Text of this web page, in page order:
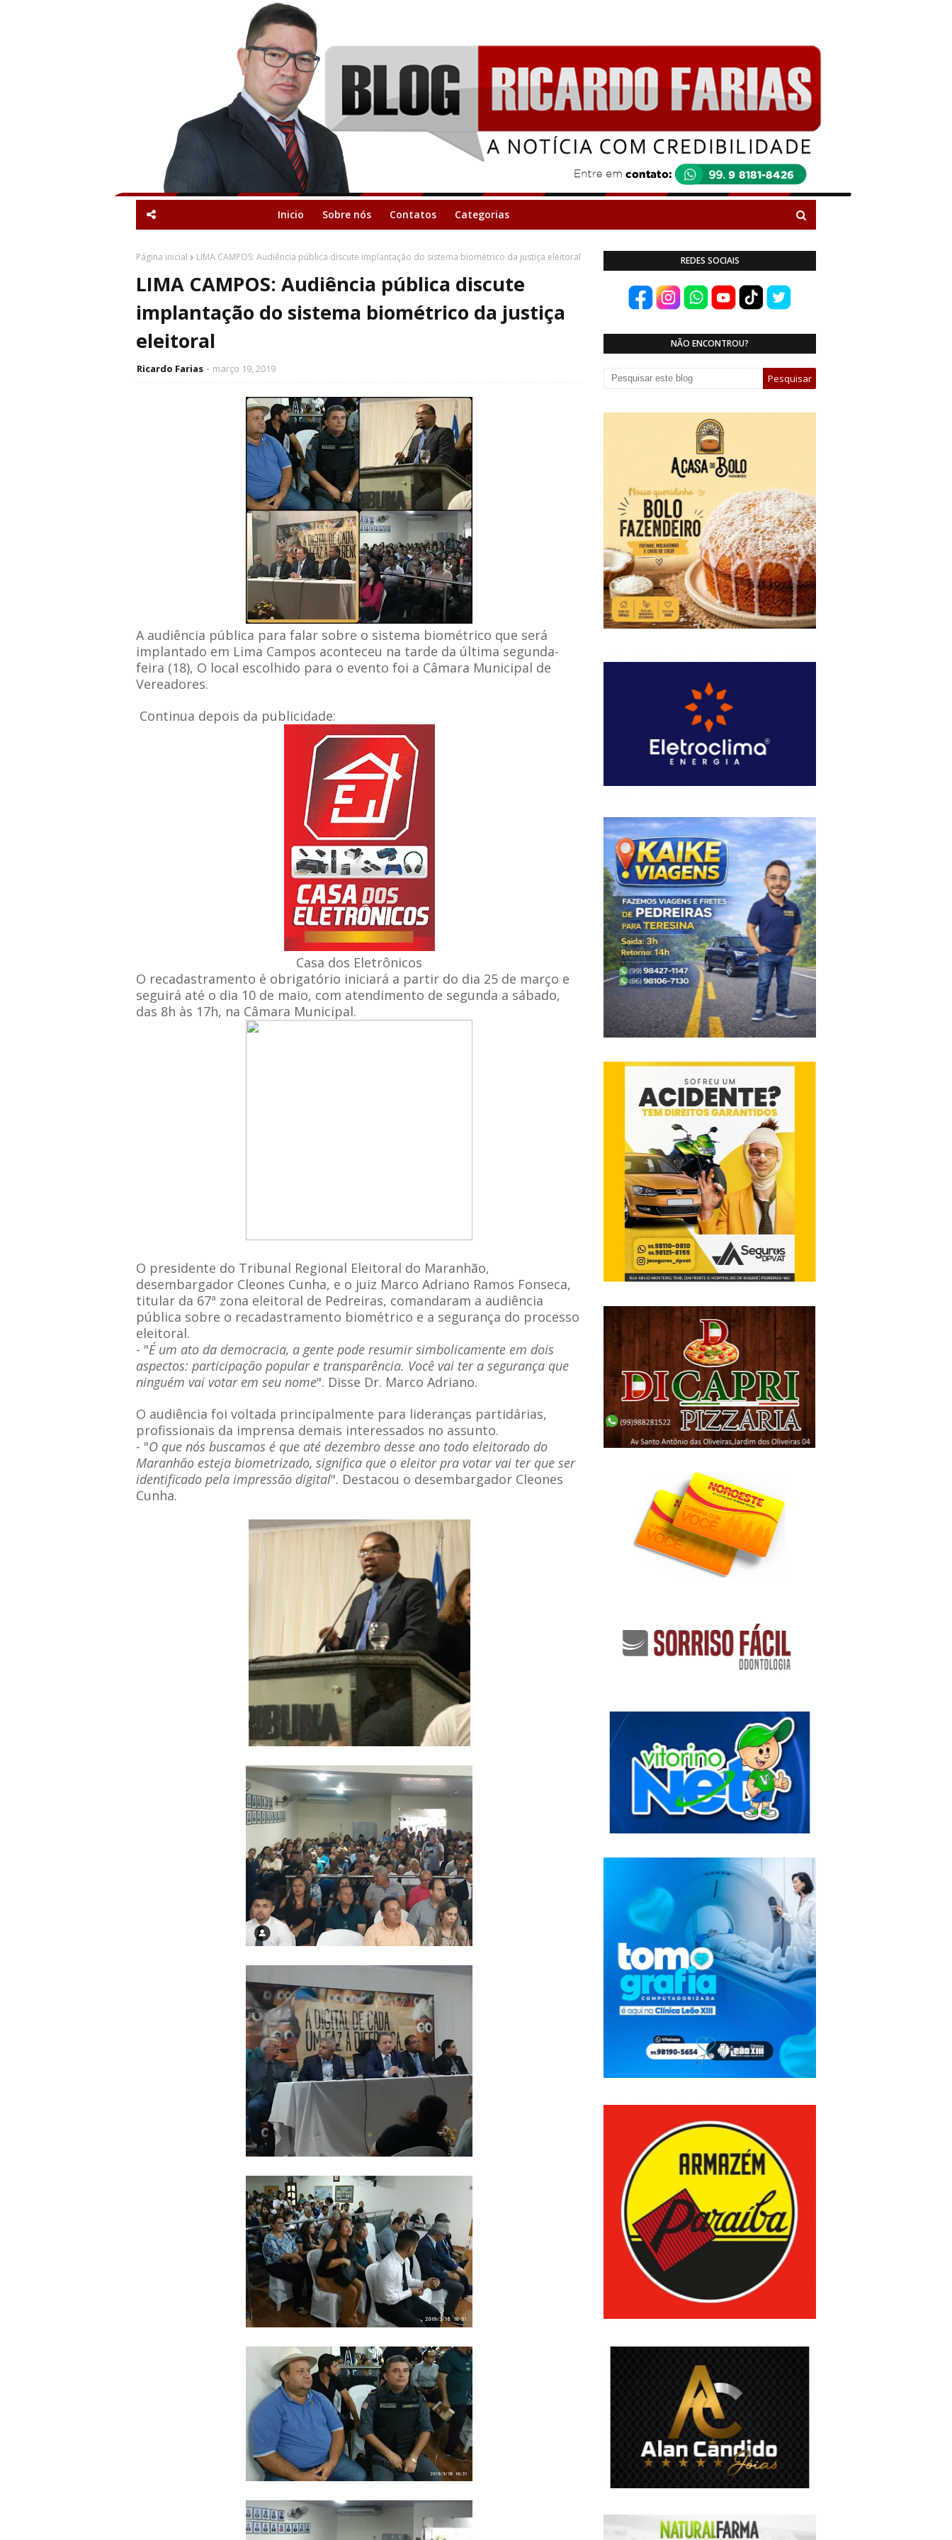
Inicio Sobre nós Contatos Categorias
Página inicial LIMA CAMPOS: Audiência pública discute implantação do sistema biométrico da justiça eleitoral
LIMA CAMPOS: Audiência pública discute
implantação do sistema biométrico da justiça
eleitoral
Ricardo Farias março 19, 2019
A audiência pública para falar sobre o sistema biométrico que será
implantado em Lima Campos aconteceu na tarde da última segunda-
feira (18), O local escolhido para o evento foi a Câmara Municipal de
Vereadores.
Continua depois da publicidade:
Casa dos Eletrônicos
O recadastramento é obrigatório iniciará a partir do dia 25 de março e
seguirá até o dia 10 de maio, com atendimento de segunda a sábado,
das 8h às 17h, na Câmara Municipal.
O presidente do Tribunal Regional Eleitoral do Maranhão,
desembargador Cleones Cunha, e o juiz Marco Adriano Ramos Fonseca,
titular da 67ª zona eleitoral de Pedreiras, comandaram a audiência
pública sobre o recadastramento biométrico e a segurança do processo
eleitoral.
- "É um ato da democracia, a gente pode resumir simbolicamente em dois
aspectos: participação popular e transparência. Você vai ter a segurança que
ninguém vai votar em seu nome". Disse Dr. Marco Adriano.
O audiência foi voltada principalmente para lideranças partidárias,
profissionais da imprensa demais interessados no assunto.
- "O que nós buscamos é que até dezembro desse ano todo eleitorado do
Maranhão esteja biometrizado, significa que o eleitor pra votar vai ter que ser
identificado pela impressão digital". Destacou o desembargador Cleones
Cunha.
REDES SOCIAIS
NÃO ENCONTROU?